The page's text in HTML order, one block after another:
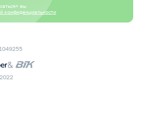
вы
конфиденциальности
&